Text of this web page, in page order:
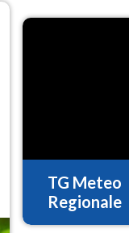
TG Meteo
Regionale